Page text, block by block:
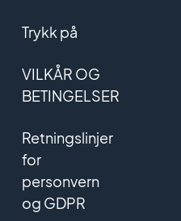
Trykk på
VILKÅR OG
BETINGELSER
Retningslinjer
for
personvern
og GDPR